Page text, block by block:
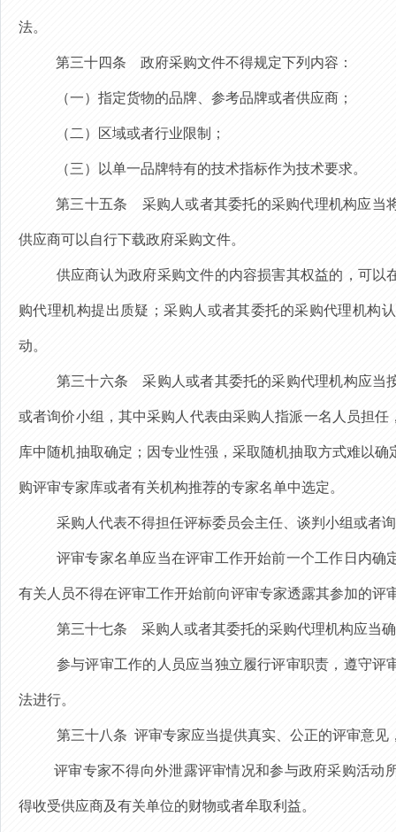
法。
第三十四条 政府采购文件不得规定下列内容：
（一）指定货物的品牌、参考品牌或者供应商；
（二）区域或者行业限制；
（三）以单一品牌特有的技术指标作为技术要求。
第三十五条 采购人或者其委托的采购代理机构应当
供应商可以自行下载政府采购文件。
供应商认为政府采购文件的内容损害其权益的，可
购代理机构提出质疑； 采购人或者其委托的采购代理机构
动。
第三十六条 采购人或者其委托的采购代理机构应当
或者询价小组，其中采购人代表由采购人指派一名人员担
库中随机抽取确定；因专业性强，采取随机抽取方式难以
购评审专家库或者有关机构推荐的专家名单中选定。
采购人代表不得担任评标委员会主任、谈判小组或者
评审专家名单应当在评审工作开始前一个工作日内
有关人员不得在评审工作开始前向评审专家透露其参加的评
第三十七条 采购人或者其委托的采购代理机构应当
参与评审工作的人员应当独立履行评审职责，遵守
法进行。
第三十八条 评审专家应当提供真实、公正的评审意
评审专家不得向外泄露评审情况和参与政府采购活动
得收受供应商及有关单位的财物或者牟取利益。